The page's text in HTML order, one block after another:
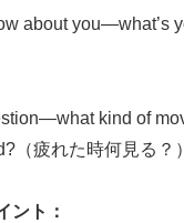
about you—what’s
kind of
（疲れた時何見る？）
ント：